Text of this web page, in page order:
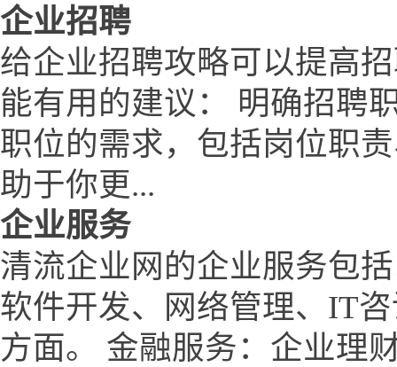
企业招聘
给企业招聘攻略可以提高
能有用的建议： 明确招聘
职位的需求，包括岗位职
助于你更...
企业服务
清流企业网的企业服务包
软件开发、网络管理、IT
方面。 金融服务：企业理